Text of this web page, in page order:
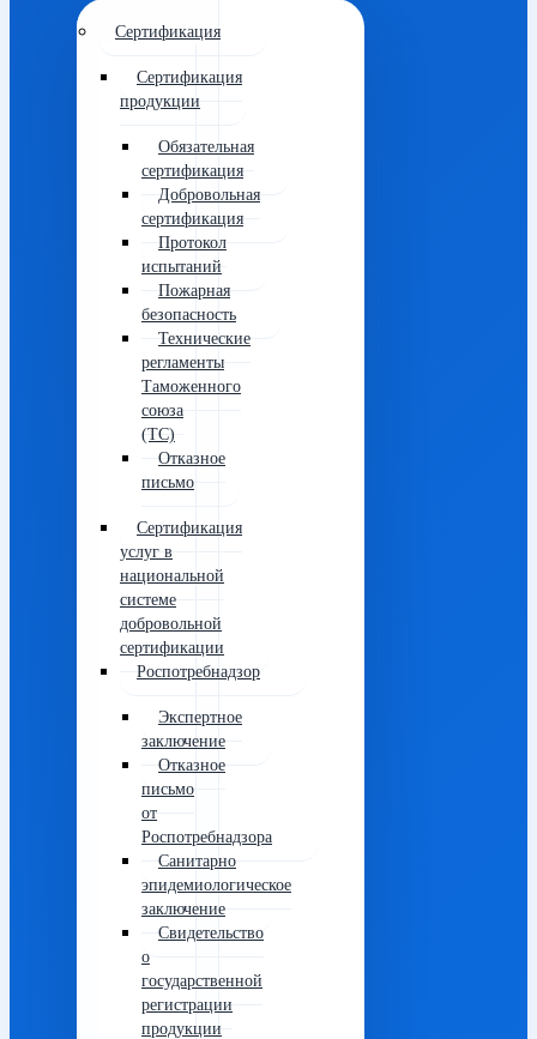
Сертификация
Сертификация
продукции
Обязательная
сертификация
Добровольная
сертификация
Протокол
испытаний
Пожарная
безопасность
Технические
регламенты
Таможенного
союза
(ТС)
Отказное
письмо
Сертификация
услуг в
национальной
системе
добровольной
сертификации
Роспотребнадзор
Экспертное
заключение
Отказное
письмо
от
Роспотребнадзора
Санитарно
эпидемиологическое
заключение
Свидетельство
о
государственной
регистрации
продукции